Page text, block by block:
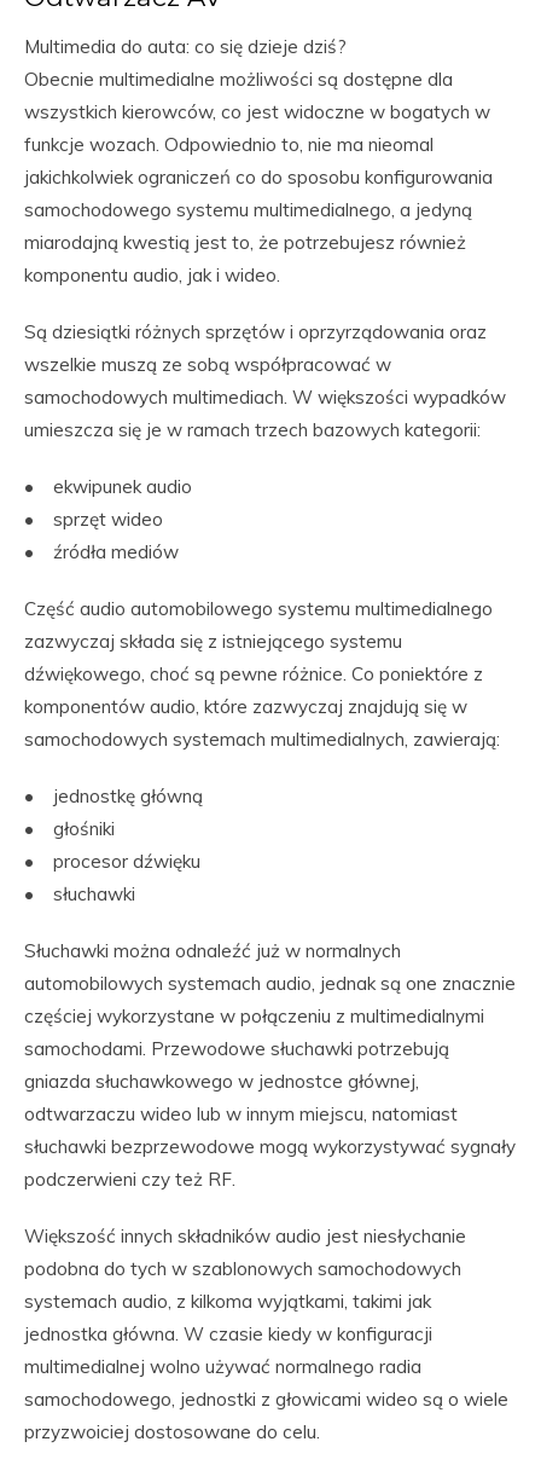
Multimedia do auta: co się dzieje dziś?
Obecnie multimedialne możliwości są dostępne dla
wszystkich kierowców, co jest widoczne w bogatych w
funkcje wozach. Odpowiednio to, nie ma nieomal
jakichkolwiek ograniczeń co do sposobu konfigurowania
samochodowego systemu multimedialnego, a jedyną
miarodajną kwestią jest to, że potrzebujesz również
komponentu audio, jak i wideo.
Są dziesiątki różnych sprzętów i oprzyrządowania oraz
wszelkie muszą ze sobą współpracować w
samochodowych multimediach. W większości wypadków
umieszcza się je w ramach trzech bazowych kategorii:
• ekwipunek audio
• sprzęt wideo
• źródła mediów
Część audio automobilowego systemu multimedialnego
zazwyczaj składa się z istniejącego systemu
dźwiękowego, choć są pewne różnice. Co poniektóre z
komponentów audio, które zazwyczaj znajdują się w
samochodowych systemach multimedialnych, zawierają:
• jednostkę główną
• głośniki
• procesor dźwięku
• słuchawki
Słuchawki można odnaleźć już w normalnych
automobilowych systemach audio, jednak są one znacznie
częściej wykorzystane w połączeniu z multimedialnymi
samochodami. Przewodowe słuchawki potrzebują
gniazda słuchawkowego w jednostce głównej,
odtwarzaczu wideo lub w innym miejscu, natomiast
słuchawki bezprzewodowe mogą wykorzystywać sygnały
podczerwieni czy też RF.
Większość innych składników audio jest niesłychanie
podobna do tych w szablonowych samochodowych
systemach audio, z kilkoma wyjątkami, takimi jak
jednostka główna. W czasie kiedy w konfiguracji
multimedialnej wolno używać normalnego radia
samochodowego, jednostki z głowicami wideo są o wiele
przyzwoiciej dostosowane do celu.